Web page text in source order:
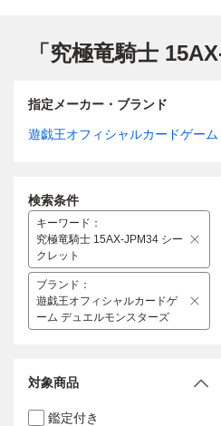
「究極竜騎士
指定メーカー・ブランド
遊戯王オフィシャルカードゲー
検索条件
キーワード ：
究極竜騎士 15AX-JPM34 シー
クレット
ブランド ：
遊戯王オフィシャルカードゲ
ーム デュエルモンスターズ
対象商品
鑑定付き